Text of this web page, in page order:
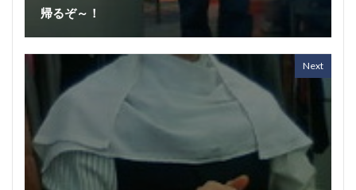
帰るぞ～！
Next